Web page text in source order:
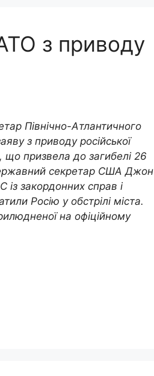
з приводу
Північно-Атлантичного
з приводу російської
що призвела до загибелі 26
секретар США Джон
із закордонних справ і
Росію у обстрілі міста.
на офіційному